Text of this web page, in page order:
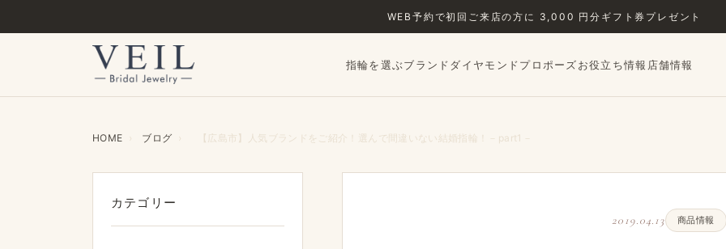
WEB予約で初回ご来店の方に 3,000 円分ギフト券プレゼント
指輪を選ぶブランドダイヤモンドプロポーズお役立ち情報 店舗情報
HOME › ブログ › 【広島市】人気ブランドをご紹介！選んで間違いない結婚指輪！－part1－
カテゴリー
2019.04.13 商品情報